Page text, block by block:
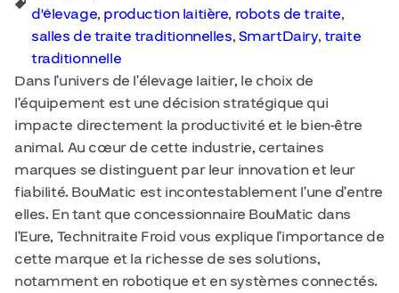
d'élevage, production laitière, robots de traite,
salles de traite traditionnelles,SmartDairy,traite
traditionnelle
Dans l’univers de l’élevage laitier, le choix de
l’équipement est une décision stratégique qui
impacte directement la productivité et le bien-être
animal. Au cœur de cette industrie, certaines
marques se distinguent par leur innovation et leur
fiabilité. BouMatic est incontestablement l’une d’entre
elles. En tant que concessionnaire BouMatic dans
l’Eure, Technitraite Froid vous explique l’importance de
cette marque et la richesse de ses solutions,
notamment en robotique et en systèmes connectés.